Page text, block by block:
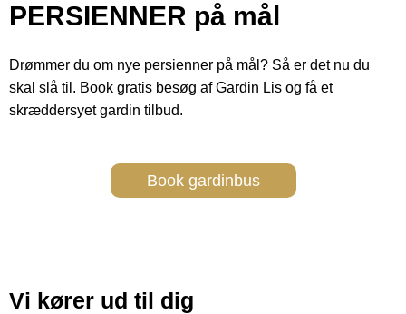
PERSIENNER på mål
Drømmer du om nye persienner på mål? Så er det nu du
skal slå til. Book gratis besøg af Gardin Lis og få et
skræddersyet gardin tilbud.
Book gardinbus
Vi kører ud til dig